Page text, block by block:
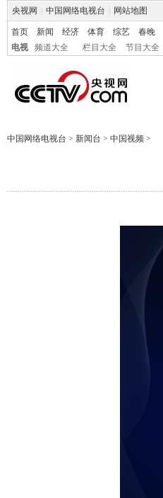
央视网 中国网络电视台 网站地图
首页 新闻 经济 体育 综艺 春晚
电视
频道大全 栏目大全 节目大全
中国网络电视台 > 新闻台 > 中国视频 >